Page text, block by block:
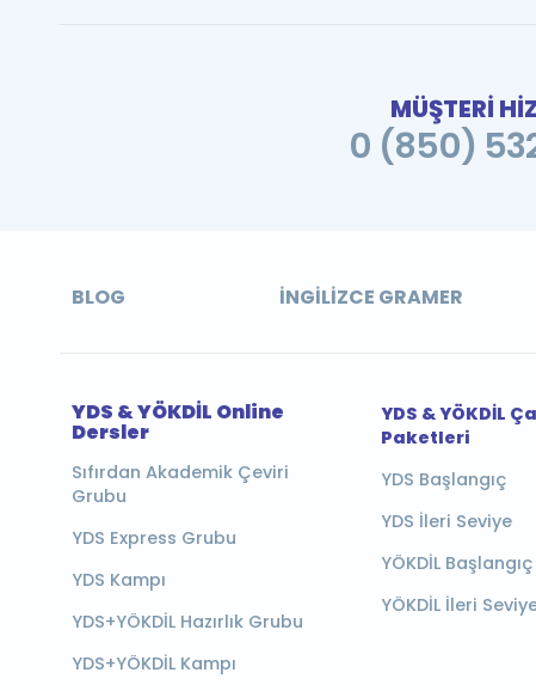
MÜŞTERİ
0 (850)
BLOG İNGILIZCE GRAMER
YDS & YÖKDİL Online
Dersler
Sıfırdan Akademik Çeviri
Grubu
YDS Express Grubu
YDS Kampı
YDS+YÖKDİL Hazırlık Grubu
YDS+YÖKDİL Kampı
YDS & YÖKDİL
Paketleri
YDS Başlangıç
YDS İleri Seviye
YÖKDİL Başlangıç
YÖKDİL İleri